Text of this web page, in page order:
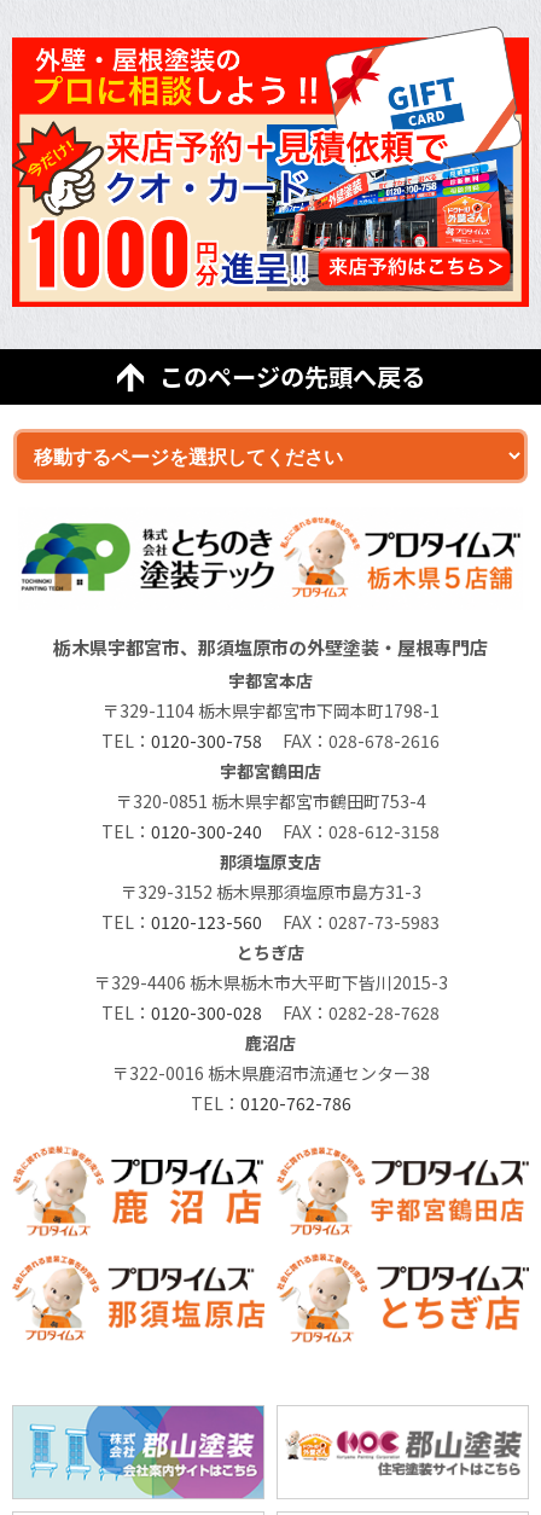
このページの先頭へ戻る
栃木県宇都宮市、那須塩原市の外壁塗装・屋根専門店
宇都宮本店
〒329-1104 栃木県宇都宮市下岡本町1798-1
TEL： 0120-300-758 FAX：028-678-2616
宇都宮鶴田店
〒320-0851 栃木県宇都宮市鶴田町753-4
TEL： 0120-300-240 FAX：028-612-3158
那須塩原支店
〒329-3152 栃木県那須塩原市島方31-3
TEL： 0120-123-560 FAX：0287-73-5983
とちぎ店
〒329-4406 栃木県栃木市大平町下皆川2015-3
TEL： 0120-300-028 FAX：0282-28-7628
鹿沼店
〒322-0016 栃木県鹿沼市流通センター38
TEL： 0120-762-786